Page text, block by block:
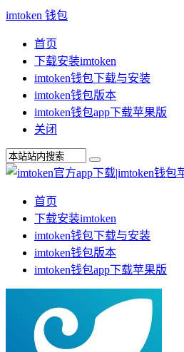
imtoken 钱包
首页
下载安装imtoken
imtoken钱包下载与安装
imtoken钱包版本
imtoken钱包app下载苹果版
关闭
首页
下载安装imtoken
imtoken钱包下载与安装
imtoken钱包版本
imtoken钱包app下载苹果版